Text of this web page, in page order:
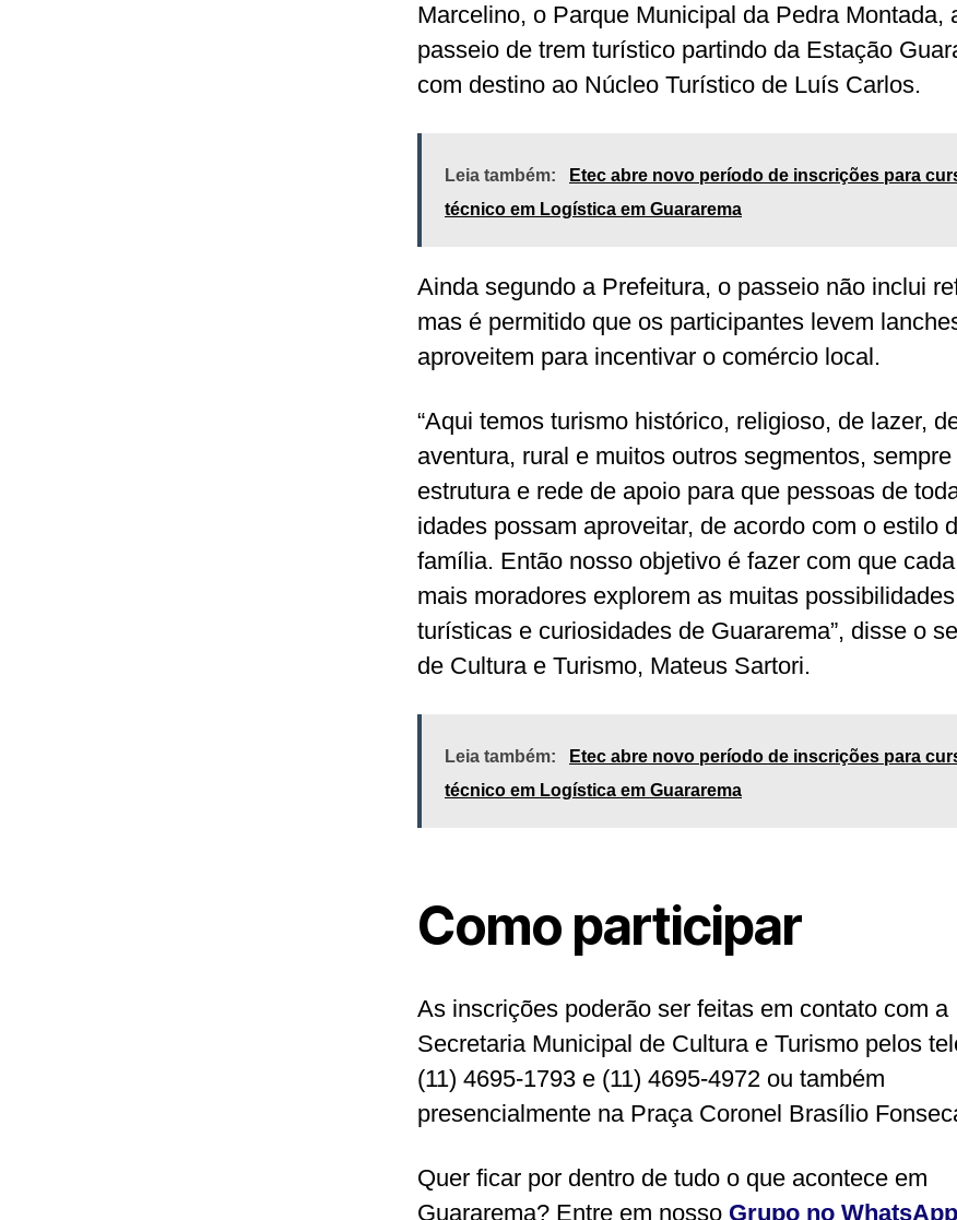
Marcelino, o Parque Municipal da Pedra Montada,
passeio de trem turístico partindo da Estação
com destino ao Núcleo Turístico de Luís Carlos.
Leia também:
Etec abre novo período de inscrições para
técnico em Logística em Guararema
Ainda segundo a Prefeitura, o passeio não inclui
mas é permitido que os participantes levem
aproveitem para incentivar o comércio local.
“Aqui temos turismo histórico, religioso, de lazer,
aventura, rural e muitos outros segmentos, sempre
estrutura e rede de apoio para que pessoas de
idades possam aproveitar, de acordo com o estilo
família. Então nosso objetivo é fazer com que
mais moradores explorem as muitas possibilidades
turísticas e curiosidades de Guararema”, disse o
de Cultura e Turismo, Mateus Sartori.
Leia também:
Etec abre novo período de inscrições para
técnico em Logística em Guararema
Como participar
As inscrições poderão ser feitas em contato com a
Secretaria Municipal de Cultura e Turismo pelos
(11) 4695-1793 e (11) 4695-4972 ou também
presencialmente na Praça Coronel Brasílio
Quer ficar por dentro de tudo o que acontece em
Guararema? Entre em nosso Grupo no WhatsApp